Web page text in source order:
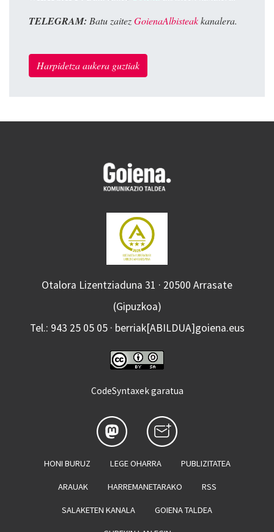
TELEGRAM: Batu zaitezGoienaAlbisteakkanalera.
Harpidetza aukera guztiak
Otalora Lizentziaduna 31 · 20500 Arrasate
(Gipuzkoa)
Tel.: 943 25 05 05 · berriak[ABILDUA]goiena.eus
CodeSyntaxek garatua
HONI BURUZ LEGE OHARRA PUBLIZITATEA
ARAUAK HARREMANETARAKO RSS
SALAKETEN KANALA GOIENA TALDEA